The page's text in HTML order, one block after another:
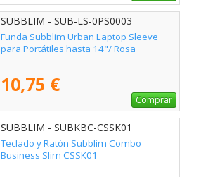
SUBBLIM - SUB-LS-0PS0003
Funda Subblim Urban Laptop Sleeve
para Portátiles hasta 14"/ Rosa
10,75 €
Comprar
SUBBLIM - SUBKBC-CSSK01
Teclado y Ratón Subblim Combo
Business Slim CSSK01